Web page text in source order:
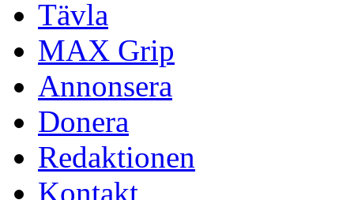
Tävla
MAX Grip
Annonsera
Donera
Redaktionen
Kontakt